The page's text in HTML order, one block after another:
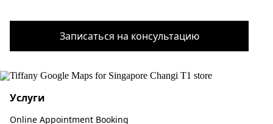
Записаться на консультацию
Услуги
Online Appointment Booking